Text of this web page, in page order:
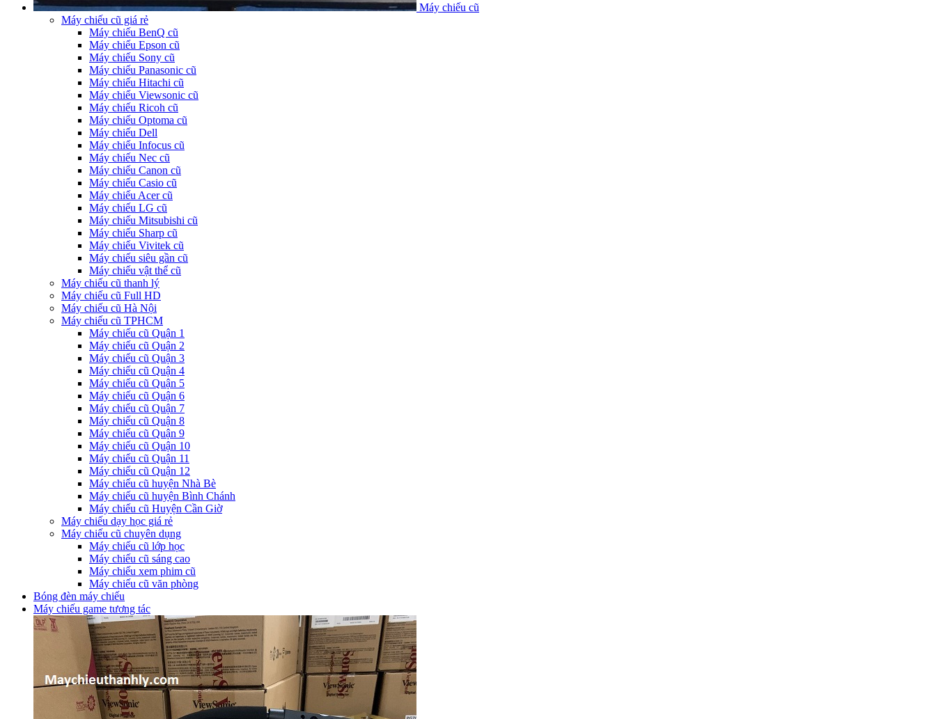
Máy chiếu cũ
Máy chiếu cũ giá rẻ
Máy chiếu BenQ cũ
Máy chiếu Epson cũ
Máy chiếu Sony cũ
Máy chiếu Panasonic cũ
Máy chiếu Hitachi cũ
Máy chiếu Viewsonic cũ
Máy chiếu Ricoh cũ
Máy chiếu Optoma cũ
Máy chiếu Dell
Máy chiếu Infocus cũ
Máy chiếu Nec cũ
Máy chiếu Canon cũ
Máy chiếu Casio cũ
Máy chiếu Acer cũ
Máy chiếu LG cũ
Máy chiếu Mitsubishi cũ
Máy chiếu Sharp cũ
Máy chiếu Vivitek cũ
Máy chiếu siêu gần cũ
Máy chiếu vật thể cũ
Máy chiếu cũ thanh lý
Máy chiếu cũ Full HD
Máy chiếu cũ Hà Nội
Máy chiếu cũ TPHCM
Máy chiếu cũ Quận 1
Máy chiếu cũ Quận 2
Máy chiếu cũ Quận 3
Máy chiếu cũ Quận 4
Máy chiếu cũ Quận 5
Máy chiếu cũ Quận 6
Máy chiếu cũ Quận 7
Máy chiếu cũ Quận 8
Máy chiếu cũ Quận 9
Máy chiếu cũ Quận 10
Máy chiếu cũ Quận 11
Máy chiếu cũ Quận 12
Máy chiếu cũ huyện Nhà Bè
Máy chiếu cũ huyện Bình Chánh
Máy chiếu cũ Huyện Cần Giờ
Máy chiếu dạy học giá rẻ
Máy chiếu cũ chuyên dụng
Máy chiếu cũ lớp học
Máy chiếu cũ sáng cao
Máy chiếu xem phim cũ
Máy chiếu cũ văn phòng
Bóng đèn máy chiếu
Máy chiếu game tương tác